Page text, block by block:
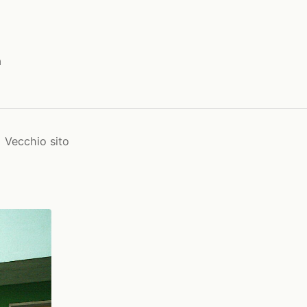
Vecchio sito